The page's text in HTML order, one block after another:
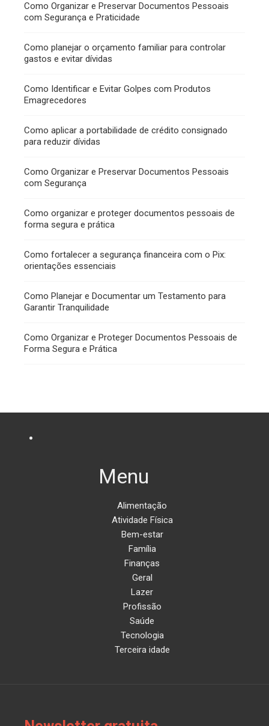
Como Organizar e Preservar Documentos Pessoais
com Segurança e Praticidade
Como planejar o orçamento familiar para controlar
gastos e evitar dívidas
Como Identificar e Evitar Golpes com Produtos
Emagrecedores
Como aplicar a portabilidade de crédito consignado
para reduzir dívidas
Como Organizar e Preservar Documentos Pessoais
com Segurança
Como organizar e proteger documentos pessoais de
forma segura e prática
Como fortalecer a segurança financeira com o Pix:
orientações essenciais
Como Planejar e Documentar um Testamento para
Garantir Tranquilidade
Como Organizar e Proteger Documentos Pessoais de
Forma Segura e Prática
Menu
Alimentação
Atividade Física
Bem-estar
Família
Finanças
Geral
Lazer
Profissão
Saúde
Tecnologia
Terceira idade